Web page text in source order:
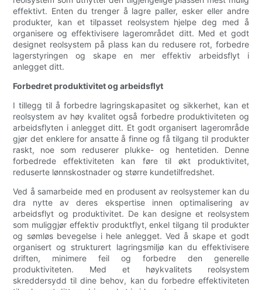
effektivt. Enten du trenger å lagre paller, esker eller andre
produkter, kan et tilpasset reolsystem hjelpe deg med å
organisere og effektivisere lagerområdet ditt. Med et godt
designet reolsystem på plass kan du redusere rot, forbedre
lagerstyringen og skape en mer effektiv arbeidsflyt i
anlegget ditt.
Forbedret produktivitet og arbeidsflyt
I tillegg til å forbedre lagringskapasitet og sikkerhet, kan et
reolsystem av høy kvalitet også forbedre produktiviteten og
arbeidsflyten i anlegget ditt. Et godt organisert lagerområde
gjør det enklere for ansatte å finne og få tilgang til produkter
raskt, noe som reduserer plukke- og hentetiden. Denne
forbedrede effektiviteten kan føre til økt produktivitet,
reduserte lønnskostnader og større kundetilfredshet.
Ved å samarbeide med en produsent av reolsystemer kan du
dra nytte av deres ekspertise innen optimalisering av
arbeidsflyt og produktivitet. De kan designe et reolsystem
som muliggjør effektiv produktflyt, enkel tilgang til produkter
og sømløs bevegelse i hele anlegget. Ved å skape et godt
organisert og strukturert lagringsmiljø kan du effektivisere
driften, minimere feil og forbedre den generelle
produktiviteten. Med et høykvalitets reolsystem
skreddersydd til dine behov, kan du forbedre effektiviteten